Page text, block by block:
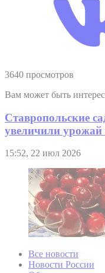
3640 просмотров
Вам может быть
Ставропольские
увеличили
15:52, 22 июл 2026
Все новости
Новости России